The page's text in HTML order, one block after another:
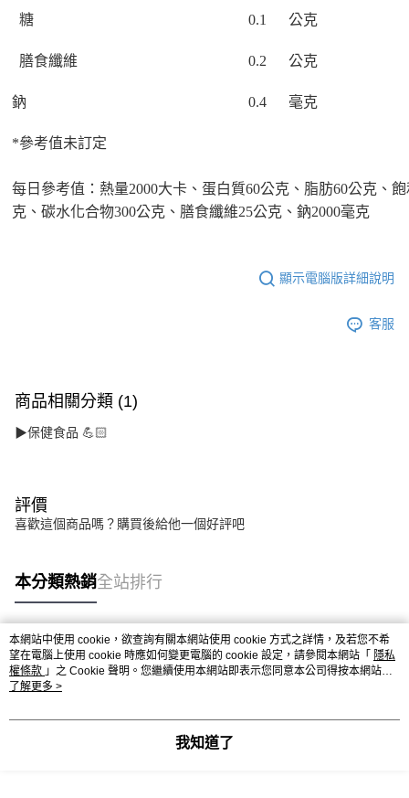
糖 0.1 公克
膳食纖維 0.2 公克
鈉 0.4 毫克
*參考值未訂定
每日參考值：熱量2000大卡、蛋白質60公克、脂肪60公克、
克、碳水化合物300公克、膳食纖維25公克、 鈉2000毫克
顯示電腦版詳細說明
客服
商品相關分類 (1)
▶保健食品 💪🏻
評價
喜歡這個商品嗎？購買後給他一個好評吧
本分類熱銷全站排行
熱門標籤
本網站中使用 cookie，欲查詢有關本網站使用 cookie 方式之詳情，及若您不希
望在電腦上使用 cookie 時應如何變更電腦的 cookie 設定，請參閱本網站「 隱私
權條款 」之 Cookie 聲明。您繼續使用本網站即表示您同意本公司得按本網站使
用條款之 Cookie 聲明使用 cookie。
了解更多 >
我知道了